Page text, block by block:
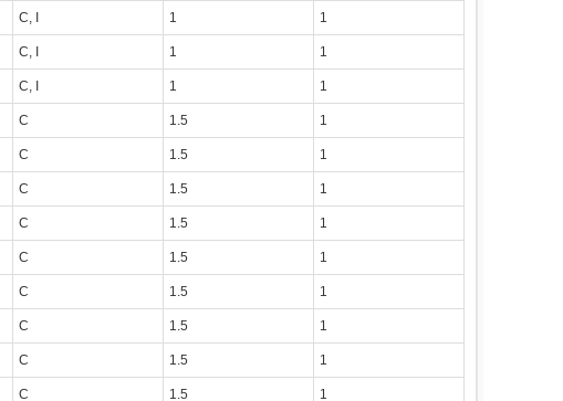
C, I 1 1
C, I 1 1
C, I 1 1
C 1.5 1
C 1.5 1
C 1.5 1
C 1.5 1
C 1.5 1
C 1.5 1
C 1.5 1
C 1.5 1
C 1.5 1